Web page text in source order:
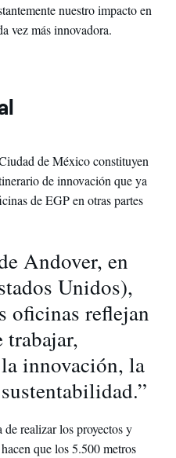
nuestro impacto en
vez más innovadora.
de México constituyen
de innovación que ya
de EGP en otras partes
Andover, en
Unidos),
oficinas reflejan
trabajar,
innovación, la
realizar los proyectos y
que los 5.500 metros